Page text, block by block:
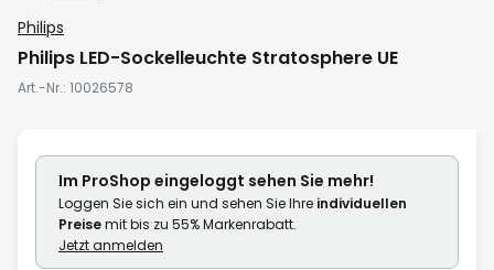
Zum
Anfang
der
Bildgalerie
Philips
Philips LED-Sockelleuchte Stratosphere UE
Art.-Nr. 10026578
Im ProShop eingeloggt sehen Sie mehr!
Loggen Sie sich ein und sehen Sie Ihre individuellen
Preisemit bis zu 55% Markenrabatt.
Jetzt anmelden